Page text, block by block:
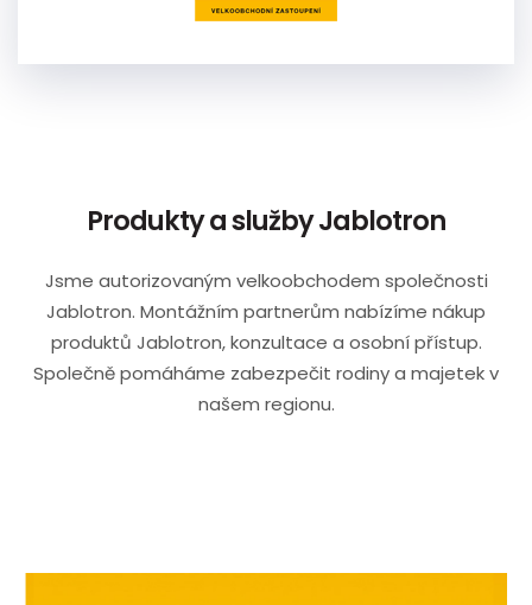
Produkty a služby Jablotron
Jsme autorizovaným velkoobchodem společnosti
Jablotron. Montážním partnerům nabízíme nákup
produktů Jablotron, konzultace a osobní přístup.
Společně pomáháme zabezpečit rodiny a majetek v
našem regionu.